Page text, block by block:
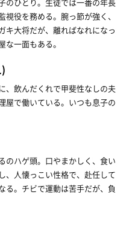
役を務める。腕っ節が強く、
キ大将だが、離ればなれになっ
一面もある。
、飲んだくれで甲斐性なしの夫
屋で働いている。いつも息子の
のハゲ頭。口やまかしく、食い
、人懐っこい性格で、赴任して
る。チビで運動は苦手だが、負